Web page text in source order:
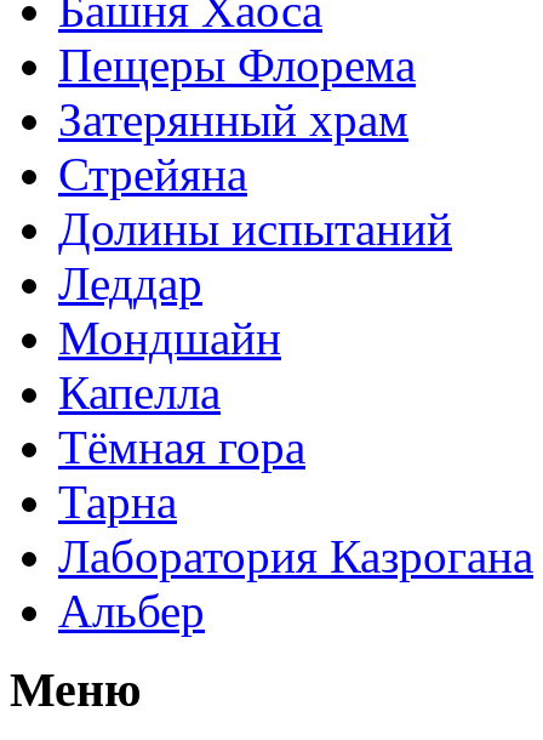
Башня Хаоса
Пещеры Флорема
Затерянный храм
Стрейяна
Долины испытаний
Леддар
Мондшайн
Капелла
Тёмная гора
Тарна
Лаборатория Казрогана
Альбер
Меню